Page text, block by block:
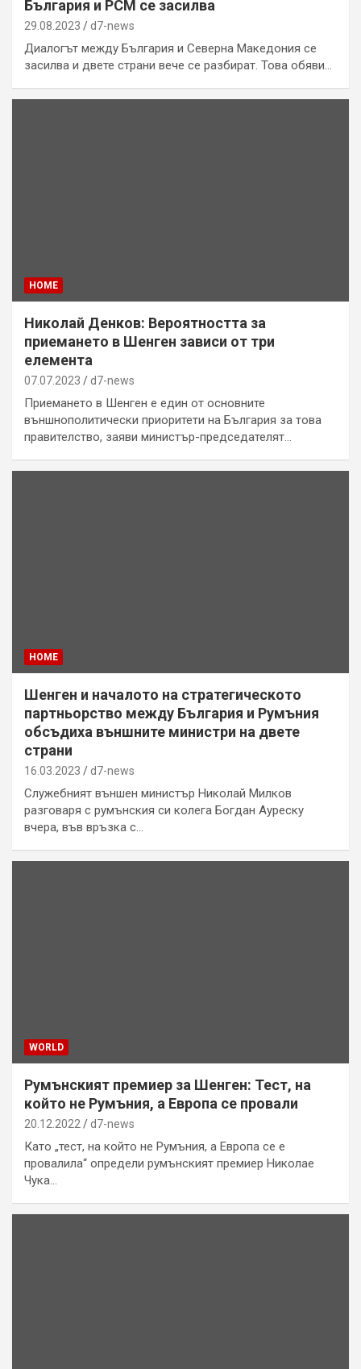
България и РСМ се засилва
29.08.2023 d7-news
Диалогът между България и Северна Македония се
засилва и двете страни вече се разбират. Това обяви…
HOME
Николай Денков: Вероятността за
приемането в Шенген зависи от три
елемента
07.07.2023 d7-news
Приемането в Шенген е един от основните
външнополитически приоритети на България за това
правителство, заяви министър-председателят…
HOME
Шенген и началото на стратегическото
партньорство между България и Румъния
обсъдиха външните министри на двете
страни
16.03.2023 d7-news
Служебният външен министър Николай Милков
разговаря с румънския си колега Богдан Ауреску
вчера, във връзка с…
WORLD
Румънският премиер за Шенген: Тест, на
който не Румъния, а Европа се провали
20.12.2022 d7-news
Като „тест, на който не Румъния, а Европа се е
провалила“ определи румънският премиер Николае
Чука…